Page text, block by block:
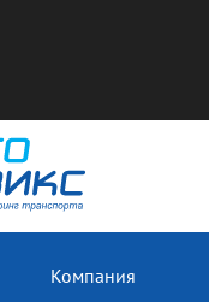
Компания